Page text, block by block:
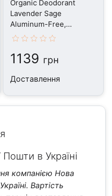
Organic Deodorant
Lavender Sage
Aluminum-Free,
Дезодорант, 75 г
1139 грн
Доставлення
Пошти в Україні
компанією Нова
Вартість